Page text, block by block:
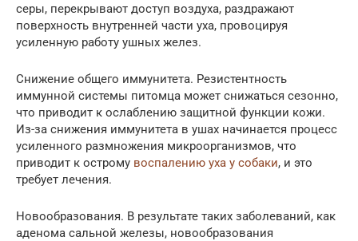
серы, перекрывают доступ воздуха, раздражают
поверхность внутренней части уха, провоцируя
усиленную работу ушных желез.
Снижение общего иммунитета. Резистентность
иммунной системы питомца может снижаться сезонно,
что приводит к ослаблению защитной функции кожи.
Из-за снижения иммунитета в ушах начинается процесс
усиленного размножения микроорганизмов, что
приводит к острому воспалению уха у собаки, и это
требует лечения.
Новообразования. В результате таких заболеваний, как
аденома сальной железы, новообразования